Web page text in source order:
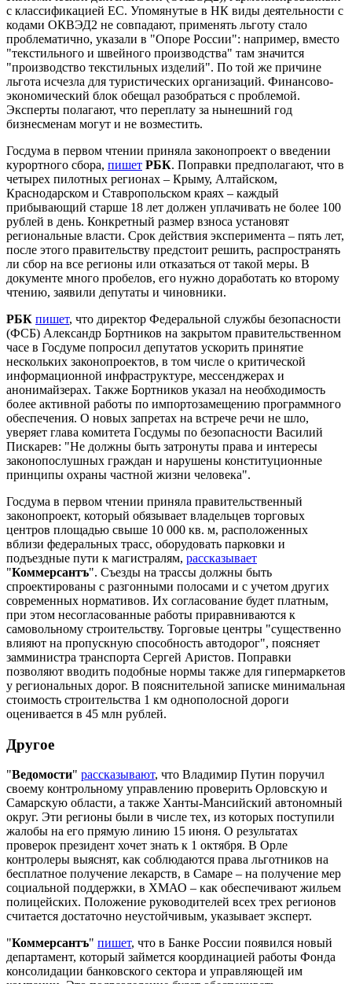
с классификацией ЕС. Упомянутые в НК виды деятельности с
кодами ОКВЭД2 не совпадают, применять льготу стало
проблематично, указали в "Опоре России": например, вместо
"текстильного и швейного производства" там значится
"производство текстильных изделий". По той же причине
льгота исчезла для туристических организаций. Финансово-
экономический блок обещал разобраться с проблемой.
Эксперты полагают, что переплату за нынешний год
бизнесменам могут и не возместить.
Госдума в первом чтении приняла законопроект о введении
курортного сбора, пишет РБК. Поправки предполагают, что в
четырех пилотных регионах – Крыму, Алтайском,
Краснодарском и Ставропольском краях – каждый
прибывающий старше 18 лет должен уплачивать не более 100
рублей в день. Конкретный размер взноса установят
региональные власти. Срок действия эксперимента – пять лет,
после этого правительству предстоит решить, распространять
ли сбор на все регионы или отказаться от такой меры. В
документе много пробелов, его нужно доработать ко второму
чтению, заявили депутаты и чиновники.
РБК пишет, что директор Федеральной службы безопасности
(ФСБ) Александр Бортников на закрытом правительственном
часе в Госдуме попросил депутатов ускорить принятие
нескольких законопроектов, в том числе о критической
информационной инфраструктуре, мессенджерах и
анонимайзерах. Также Бортников указал на необходимость
более активной работы по импортозамещению программного
обеспечения. О новых запретах на встрече речи не шло,
уверяет глава комитета Госдумы по безопасности Василий
Пискарев: "Не должны быть затронуты права и интересы
законопослушных граждан и нарушены конституционные
принципы охраны частной жизни человека".
Госдума в первом чтении приняла правительственный
законопроект, который обязывает владельцев торговых
центров площадью свыше 10 000 кв. м, расположенных
вблизи федеральных трасс, оборудовать парковки и
подъездные пути к магистралям, рассказывает
"Коммерсантъ". Съезды на трассы должны быть
спроектированы с разгонными полосами и с учетом других
современных нормативов. Их согласование будет платным,
при этом несогласованные работы приравниваются к
самовольному строительству. Торговые центры "существенно
влияют на пропускную способность автодорог", поясняет
замминистра транспорта Сергей Аристов. Поправки
позволяют вводить подобные нормы также для гипермаркетов
у региональных дорог. В пояснительной записке минимальная
стоимость строительства 1 км однополосной дороги
оценивается в 45 млн рублей.
Другое
"Ведомости" рассказывают, что Владимир Путин поручил
своему контрольному управлению проверить Орловскую и
Самарскую области, а также Ханты-Мансийский автономный
округ. Эти регионы были в числе тех, из которых поступили
жалобы на его прямую линию 15 июня. О результатах
проверок президент хочет знать к 1 октября. В Орле
контролеры выяснят, как соблюдаются права льготников на
бесплатное получение лекарств, в Самаре – на получение мер
социальной поддержки, в ХМАО – как обеспечивают жильем
полицейских. Положение руководителей всех трех регионов
считается достаточно неустойчивым, указывает эксперт.
"Коммерсантъ" пишет, что в Банке России появился новый
департамент, который займется координацией работы Фонда
консолидации банковского сектора и управляющей им